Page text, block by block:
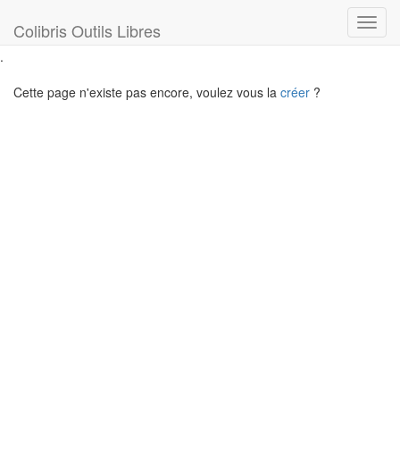
Colibris Outils Libres
.
Cette page n'existe pas encore, voulez vous la créer ?